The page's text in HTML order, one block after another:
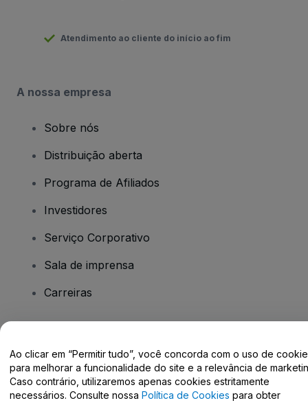
Atendimento ao cliente do início ao fim
A nossa empresa
Sobre nós
Distribuição aberta
Programa de Afiliados
Investidores
Serviço Corporativo
Sala de imprensa
Carreiras
Centro de Ajuda / Fale Conosco
Ao clicar em “Permitir tudo”, você concorda com o uso de
para melhorar a funcionalidade do site e a relevância de
Caso contrário, utilizaremos apenas cookies estritamente
necessários. Consulte nossa Política de Cookies para obter